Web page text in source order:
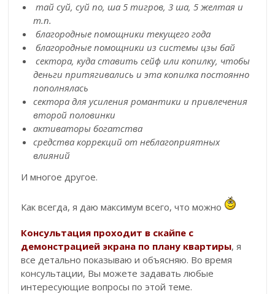
тай суй, суй по, ша 5 тигров, 3 ша, 5 желтая и
т.п.
благородные помощники текущего года
благородные помощники из системы цзы бай
сектора, куда ставить сейф или копилку, чтобы
деньги притягивались и эта копилка постоянно
пополнялась
сектора для усиления романтики и привлечения
второй половинки
активаторы богатства
средства коррекций от неблагоприятных
влияний
И многое другое.
Как всегда, я даю максимум всего, что можно
Консультация проходит в скайпе с
демонстрацией экрана по плану квартиры, я
все детально показываю и объясняю. Во время
консультации, Вы можете задавать любые
интересующие вопросы по этой теме.